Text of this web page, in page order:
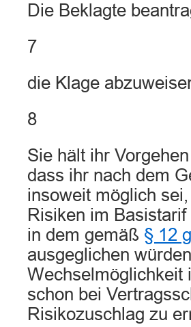
Die Beklagte
7
die Klage
8
Sie hält ihr
dass ihr nach dem
insoweit möglich
Risiken im
in dem gemäß § 12
ausgeglichen
Wechselmöglichkeit
schon bei
Risikozuschlag zu